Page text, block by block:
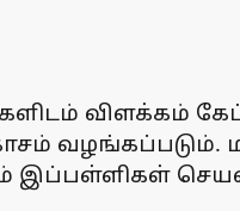
விளக்கம்
வழங்கப்படும்.